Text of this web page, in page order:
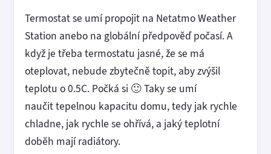
Termostat se umí propojit na Netatmo Weather
Station anebo na globální předpověď počasí. A
když je třeba termostatu jasné, že se má
oteplovat, nebude zbytečně topit, aby zvýšil
teplotu o 0.5C. Počká si 🙂 Taky se umí
naučit tepelnou kapacitu domu, tedy jak rychle
chladne, jak rychle se ohřívá, a jaký teplotní
doběh mají radiátory.